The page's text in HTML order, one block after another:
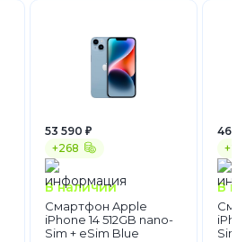
+268
53 590 ₽
В наличии
Смартфон Apple
iPhone 14 512GB nano-
Sim + eSim Blue
46
В
Sim